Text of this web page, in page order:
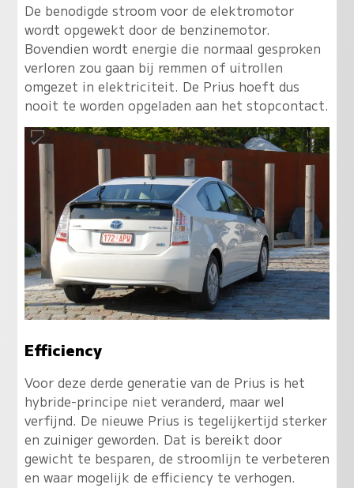
De benodigde stroom voor de elektromotor
wordt opgewekt door de benzinemotor.
Bovendien wordt energie die normaal gesproken
verloren zou gaan bij remmen of uitrollen
omgezet in elektriciteit. De Prius hoeft dus
nooit te worden opgeladen aan het stopcontact.
Efficiency
Voor deze derde generatie van de Prius is het
hybride-principe niet veranderd, maar wel
verfijnd. De nieuwe Prius is tegelijkertijd sterker
en zuiniger geworden. Dat is bereikt door
gewicht te besparen, de stroomlijn te verbeteren
en waar mogelijk de efficiency te verhogen.